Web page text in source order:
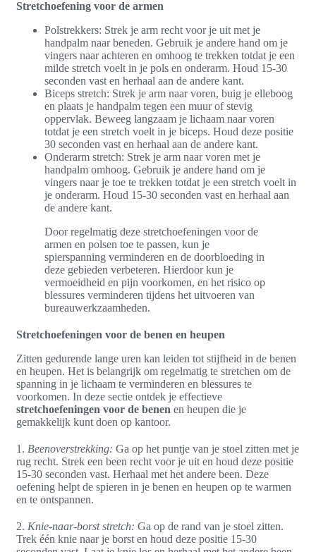
Stretchoefening voor de armen
Polstrekkers: Strek je arm recht voor je uit met je
handpalm naar beneden. Gebruik je andere hand om je
vingers naar achteren en omhoog te trekken totdat je een
milde stretch voelt in je pols en onderarm. Houd 15-30
seconden vast en herhaal aan de andere kant.
Biceps stretch: Strek je arm naar voren, buig je elleboog
en plaats je handpalm tegen een muur of stevig
oppervlak. Beweeg langzaam je lichaam naar voren
totdat je een stretch voelt in je biceps. Houd deze positie
30 seconden vast en herhaal aan de andere kant.
Onderarm stretch: Strek je arm naar voren met je
handpalm omhoog. Gebruik je andere hand om je
vingers naar je toe te trekken totdat je een stretch voelt in
je onderarm. Houd 15-30 seconden vast en herhaal aan
de andere kant.
Door regelmatig deze stretchoefeningen voor de
armen en polsen toe te passen, kun je
spierspanning verminderen en de doorbloeding in
deze gebieden verbeteren. Hierdoor kun je
vermoeidheid en pijn voorkomen, en het risico op
blessures verminderen tijdens het uitvoeren van
bureauwerkzaamheden.
Stretchoefeningen voor de benen en heupen
Zitten gedurende lange uren kan leiden tot stijfheid in de benen
en heupen. Het is belangrijk om regelmatig te stretchen om de
spanning in je lichaam te verminderen en blessures te
voorkomen. In deze sectie ontdek je effectieve
stretchoefeningen voor de benen en heupen die je
gemakkelijk kunt doen op kantoor.
1. Beenoverstrekking: Ga op het puntje van je stoel zitten met je
rug recht. Strek een been recht voor je uit en houd deze positie
15-30 seconden vast. Herhaal met het andere been. Deze
oefening helpt de spieren in je benen en heupen op te warmen
en te ontspannen.
2. Knie-naar-borst stretch: Ga op de rand van je stoel zitten.
Trek één knie naar je borst en houd deze positie 15-30